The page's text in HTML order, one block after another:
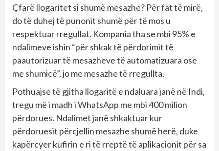
Çfarë llogaritet si shumë mesazhe? Për fat të mirë,
do të duhej të punonit shumë për të mos u
respektuar rregullat. Kompania tha se mbi 95% e
ndalimeve ishin “për shkak të përdorimit të
paautorizuar të mesazheve të automatizuara ose
me shumicë”, jo me mesazhe të rregullta.
Pothuajse të gjitha llogaritë e ndaluara janë në Indi,
tregu më i madh i WhatsApp me mbi 400 milion
përdorues. Ndalimet janë shkaktuar kur
përdoruesit përcjellin mesazhe shumë herë, duke
kapërcyer kufirin e ri të rreptë të aplikacionit për sa